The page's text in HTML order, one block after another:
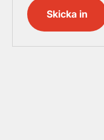
Skicka in